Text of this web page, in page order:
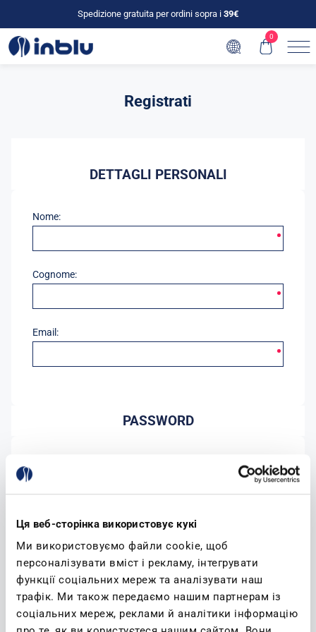
Ця веб-сторінка використовує кукі
Ми використовуємо файли cookie, щоб
персоналізувати вміст і рекламу, інтегрувати
функції соціальних мереж та аналізувати наш
трафік. Ми також передаємо нашим партнерам із
соціальних мереж, реклами й аналітики інформацію
Spedizione gratuita per ordini sopra i 39€
0
Registrati
DETTAGLI PERSONALI
Nome:
Cognome:
Email:
PASSWORD
Conferma password:
Accetto l'informativa sulla privacy